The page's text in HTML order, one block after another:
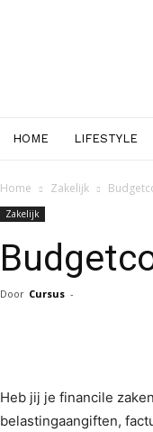
HOME LIFESTYLE
Home Zakelijk
Zakelijk
Door Cursus -
Heb jij je financile
belastingaangiften,